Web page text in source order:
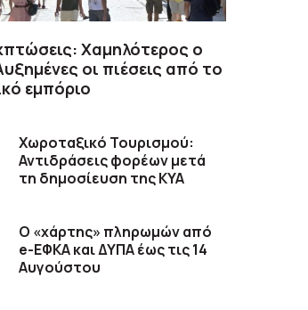
Χαμηλότερος ο
οι πιέσεις από το
εμπόριο
Χωροταξικό Τουρισμού:
Αντιδράσεις φορέων μετά
τη δημοσίευση της ΚΥΑ
Ο «χάρτης» πληρωμών από
e-ΕΦΚΑ και ΔΥΠΑ έως τις 14
Αυγούστου